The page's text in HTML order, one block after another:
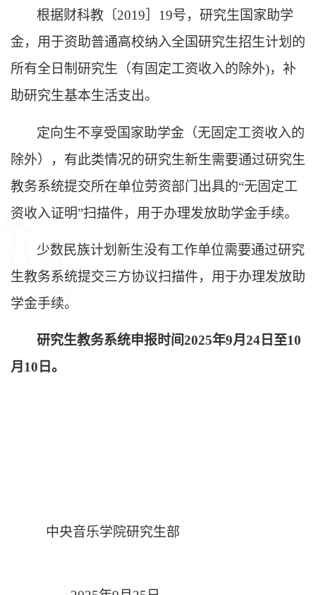
根据财科教〔2019］19号，研究生国家助学
金，用于资助普通高校纳入全国研究生招生计划的
所有全日制研究生（有固定工资收入的除外)，补
助研究生基本生活支出。
定向生不享受国家助学金（无固定工资收入的
除外） ， 有此类情况的研究生新生需要通过研究生
教务系统提交所在单位劳资部门出具的“无固定工
资收入证明”扫描件，用于办理发放助学金手续。
少数民族计划新生没有工作单位需要通过研究
生教务系统提交三方协议扫描件， 用于办理发放助
学金手续。
研究生教务系统申报时间2025年9月24日至10
月10日。
中央音乐学院研究生部